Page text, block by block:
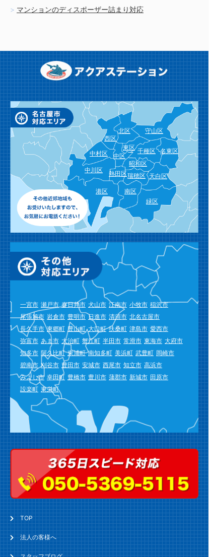
マンションのディスポーザー詰まり対応
北区
西区
守山区
東区 名東区
千種区
中区
中村区
昭和区
天白区
瑞穂区
熱田区
中川区
緑区
南区
港区
一宮市 瀬戸市 春日井市 犬山市 江南市 小牧市 稲沢市
尾張旭市 岩倉市 豊明市 日進市 清須市 北名古屋市
長久手市 東郷町 豊山町 大口町 扶桑町 津島市 愛西市
弥富市 あま市 大治町 蟹江町 半田市 常滑市 東海市 大府市
知多市 阿久比町 東浦町 南知多町 美浜町 武豊町 岡崎市
碧南市 刈谷市 豊田市 安城市 西尾市 知立市 高浜市
みよし市 幸田町 豊橋市 豊川市 蒲郡市 新城市 田原市
設楽町 東栄町
TOP
法人の客様へ